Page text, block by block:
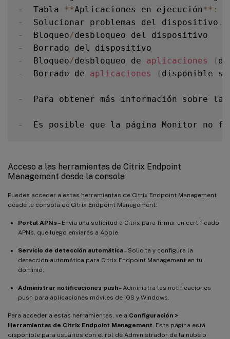
-
  Tabla
**Aplicaciones en ejecución** :
-
  Solucionar problemas del dispositivo
.
-
  Bloqueo
/
-
-
  Bloqueo
/desbloqueo de aplicaciones (
-
  Borrado de
aplicaciones ( disponible
-
Para obtener más información sobre
-
Es posible que la página Monitor no
Acceso a las herramientas de Citrix Endpoint
Management desde la consola
Puedes acceder a estas herramientas de Citrix Endpoint Management
desde la consola de Citrix Endpoint Management:
Portal APNs– Envía una solicitud a Citrix para firmar un certificado
APNs, que luego enviarás a Apple.
Servicio de detección automática– Solicita y configura la
detección automática para Citrix Endpoint Management en tu
dominio.
Administrar notificaciones push– Administra las notificaciones
push para aplicaciones móviles de iOS y Windows.
Para acceder a estas herramientas, ve a Configuración >
Herramientas de Citrix Endpoint Management. Esta página está
disponible para usuarios con el rol de Administrador de la nube o